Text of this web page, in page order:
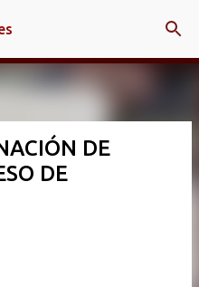
principal
DE
DE